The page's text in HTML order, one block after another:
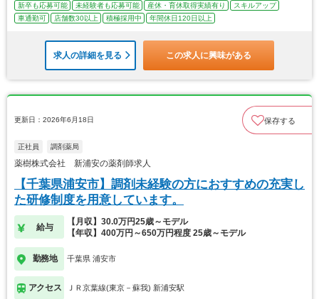
新卒も応募可能 未経験者も応募可能 産休・育休取得実績有り
スキルアップ
車通勤可
店舗数30以上 積極採用中 年間休日120日以上
求人の詳細を見る この求人に興味がある
更新日：2026年6月18日 保存する
正社員 調剤薬局
薬樹株式会社 新浦安の薬剤師求人
【千葉県浦安市】調剤未経験の方におすすめの充実し
た研修制度を用意しています。
給与
【月収】30.0万円25歳～モデル
【年収】400万円～650万円程度 25歳～モデル
勤務地 千葉県 浦安市
アクセス ＪＲ京葉線(東京－蘇我) 新浦安駅